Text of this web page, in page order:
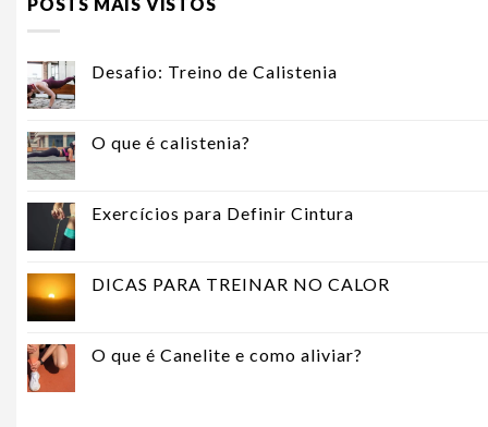
Desafio: Treino de Calistenia
O que é calistenia?
Exercícios para Definir Cintura
DICAS PARA TREINAR NO CALOR
O que é Canelite e como aliviar?